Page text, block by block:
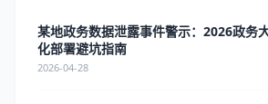
某地政务数据泄露事件警示：2026政务
化部署避坑指南
2026-04-28